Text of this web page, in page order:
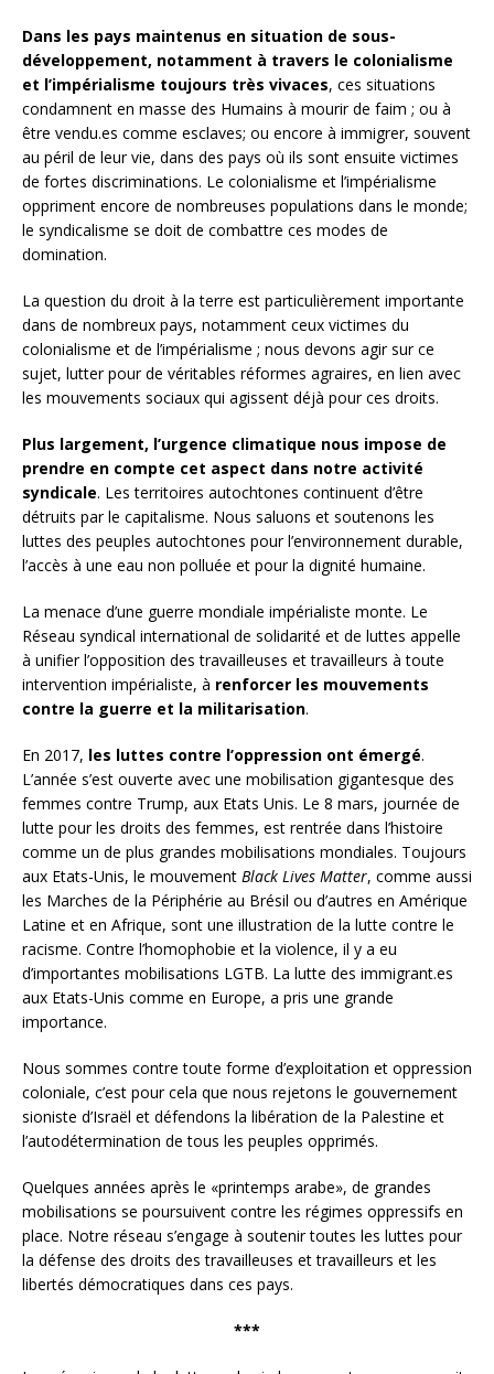
Dans les pays maintenus en situation de sous-
développement, notamment à travers le colonialisme
et l’impérialisme toujours très vivaces, ces situations
condamnent en masse des Humains à mourir de faim ; ou à
être vendu.es comme esclaves; ou encore à immigrer, souvent
au péril de leur vie, dans des pays où ils sont ensuite victimes
de fortes discriminations. Le colonialisme et l’impérialisme
oppriment encore de nombreuses populations dans le monde;
le syndicalisme se doit de combattre ces modes de
domination.
La question du droit à la terre est particulièrement importante
dans de nombreux pays, notamment ceux victimes du
colonialisme et de l’impérialisme ; nous devons agir sur ce
sujet, lutter pour de véritables réformes agraires, en lien avec
les mouvements sociaux qui agissent déjà pour ces droits.
Plus largement, l’urgence climatique nous impose de
prendre en compte cet aspect dans notre activité
syndicale. Les territoires autochtones continuent d’être
détruits par le capitalisme. Nous saluons et soutenons les
luttes des peuples autochtones pour l’environnement durable,
l’accès à une eau non polluée et pour la dignité humaine.
La menace d’une guerre mondiale impérialiste monte. Le
Réseau syndical international de solidarité et de luttes appelle
à unifier l’opposition des travailleuses et travailleurs à toute
intervention impérialiste, à renforcer les mouvements
contre la guerre et la militarisation.
En 2017, les luttes contre l’oppression ont émergé.
L’année s’est ouverte avec une mobilisation gigantesque des
femmes contre Trump, aux Etats Unis. Le 8 mars, journée de
lutte pour les droits des femmes, est rentrée dans l’histoire
comme un de plus grandes mobilisations mondiales. Toujours
aux Etats-Unis, le mouvement Black Lives Matter, comme aussi
les Marches de la Périphérie au Brésil ou d’autres en Amérique
Latine et en Afrique, sont une illustration de la lutte contre le
racisme. Contre l’homophobie et la violence, il y a eu
d’importantes mobilisations LGTB. La lutte des immigrant.es
aux Etats-Unis comme en Europe, a pris une grande
importance.
Nous sommes contre toute forme d’exploitation et oppression
coloniale, c’est pour cela que nous rejetons le gouvernement
sioniste d’Israël et défendons la libération de la Palestine et
l’autodétermination de tous les peuples opprimés.
Quelques années après le «printemps arabe», de grandes
mobilisations se poursuivent contre les régimes oppressifs en
place. Notre réseau s’engage à soutenir toutes les luttes pour
la défense des droits des travailleuses et travailleurs et les
libertés démocratiques dans ces pays.
***